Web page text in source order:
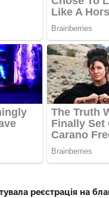
реєстрація на